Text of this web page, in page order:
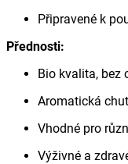
Připravené k
Přednosti:
Bio kvalita, bez
Aromatická
Vhodné pro
Výživné a